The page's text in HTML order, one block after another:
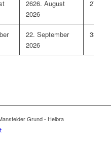
2626. August
2026
27
22. September
2026
33.
Grund - Helbra